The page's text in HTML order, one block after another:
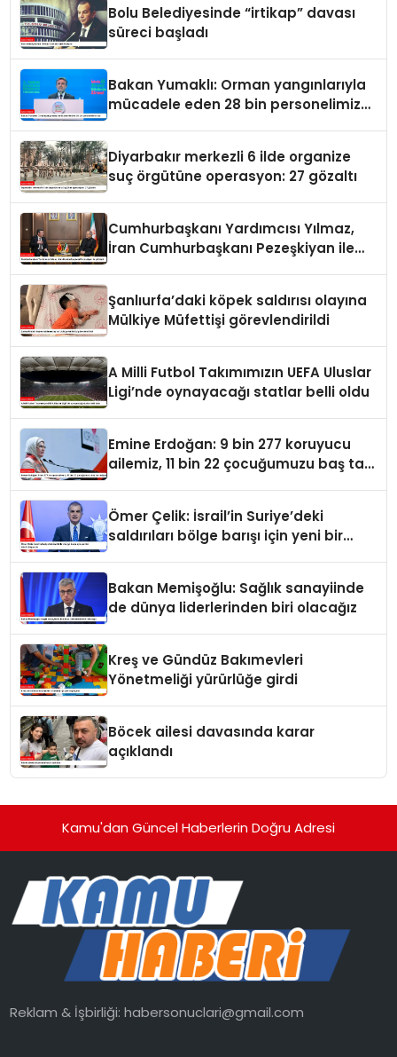
Bolu Belediyesinde “irtikap” davası
süreci başladı
Bakan Yumaklı: Orman yangınlarıyla
mücadele eden 28 bin personelimiz
Diyarbakır merkezli 6 ilde organize
suç örgütüne operasyon: 27 gözaltı
Cumhurbaşkanı Yardımcısı Yılmaz,
İran Cumhurbaşkanı Pezeşkiyan ile
Şanlıurfa’daki köpek saldırısı olayına
Mülkiye Müfettişi görevlendirildi
A Milli Futbol Takımımızın UEFA Uluslar
Ligi’nde oynayacağı statlar belli oldu
Emine Erdoğan: 9 bin 277 koruyucu
ailemiz, 11 bin 22 çocuğumuzu baş tacı
Ömer Çelik: İsrail’in Suriye’deki
saldırıları bölge barışı için yeni bir
Bakan Memişoğlu: Sağlık sanayiinde
de dünya liderlerinden biri olacağız
Kreş ve Gündüz Bakımevleri
Yönetmeliği yürürlüğe girdi
Böcek ailesi davasında karar
açıklandı
Kamu'dan Güncel Haberlerin Doğru Adresi
Reklam & İşbirliği:habersonuclari@gmail.com